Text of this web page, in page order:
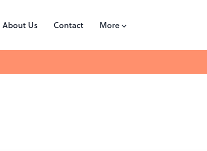
About Us Contact More